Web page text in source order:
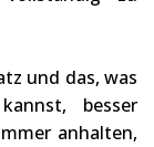
und das, was
besser
anhalten,